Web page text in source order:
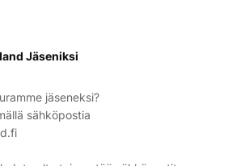
Jäseniksi
jäseneksi?
sähköpostia